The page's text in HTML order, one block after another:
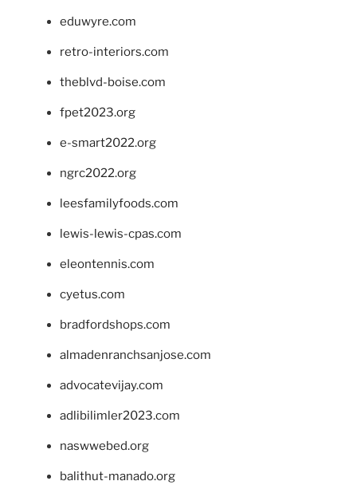
eduwyre.com
retro-interiors.com
theblvd-boise.com
fpet2023.org
e-smart2022.org
ngrc2022.org
leesfamilyfoods.com
lewis-lewis-cpas.com
eleontennis.com
cyetus.com
bradfordshops.com
almadenranchsanjose.com
advocatevijay.com
adlibilimler2023.com
naswwebed.org
balithut-manado.org